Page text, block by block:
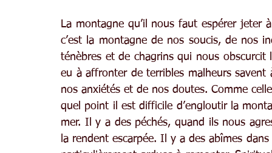
La montagne qu’il nous faut espérer jeter
c’est la montagne de nos soucis, de nos
ténèbres et de chagrins qui nous obscurcit
eu à affronter de terribles malheurs
nos anxiétés et de nos doutes. Comme
quel point il est difficile d’engloutir la
mer. Il y a des péchés, quand ils nous
la rendent escarpée. Il y a des abîmes